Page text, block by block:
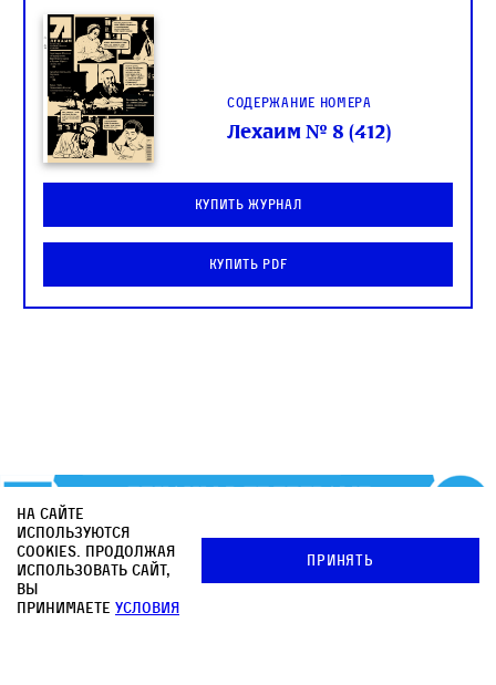
Содержание номера
Лехаим № 8 (412)
Купить журнал
Купить PDF
На сайте
используются
cookies. Продолжая
использовать сайт,
вы
принимаете условия
Принять